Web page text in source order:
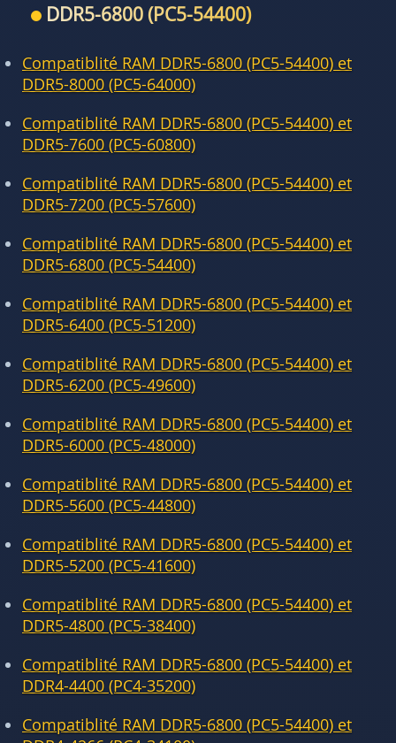
DDR5-6800 (PC5-54400)
Compatiblité RAM DDR5-6800 (PC5-54400) et
DDR5-8000 (PC5-64000)
Compatiblité RAM DDR5-6800 (PC5-54400) et
DDR5-7600 (PC5-60800)
Compatiblité RAM DDR5-6800 (PC5-54400) et
DDR5-7200 (PC5-57600)
Compatiblité RAM DDR5-6800 (PC5-54400) et
DDR5-6800 (PC5-54400)
Compatiblité RAM DDR5-6800 (PC5-54400) et
DDR5-6400 (PC5-51200)
Compatiblité RAM DDR5-6800 (PC5-54400) et
DDR5-6200 (PC5-49600)
Compatiblité RAM DDR5-6800 (PC5-54400) et
DDR5-6000 (PC5-48000)
Compatiblité RAM DDR5-6800 (PC5-54400) et
DDR5-5600 (PC5-44800)
Compatiblité RAM DDR5-6800 (PC5-54400) et
DDR5-5200 (PC5-41600)
Compatiblité RAM DDR5-6800 (PC5-54400) et
DDR5-4800 (PC5-38400)
Compatiblité RAM DDR5-6800 (PC5-54400) et
DDR4-4400 (PC4-35200)
Compatiblité RAM DDR5-6800 (PC5-54400) et